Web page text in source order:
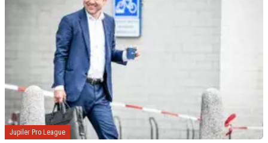
Jupiler Pro League